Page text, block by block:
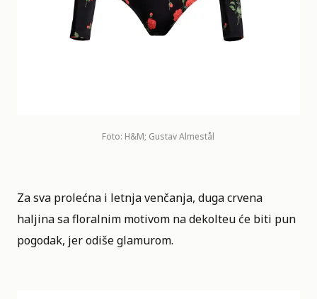
Foto: H&M; Gustav Almestål
Za sva prolećna i letnja venčanja, duga crvena
haljina sa floralnim motivom na dekolteu će biti pun
pogodak, jer odiše glamurom.